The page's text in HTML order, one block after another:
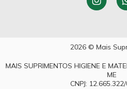
2026 © Mais
MAIS SUPRIMENTOS HIGIENE E
ME
CNPJ: